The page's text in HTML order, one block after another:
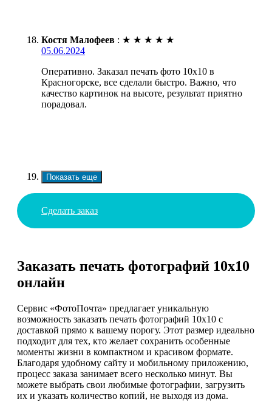
Костя Малофеев : ★ ★ ★ ★ ★
05.06.2024
Оперативно. Заказал печать фото 10х10 в
Красногорске, все сделали быстро. Важно, что
качество картинок на высоте, результат приятно
порадовал.
Показать еще
Сделать заказ
Заказать печать фотографий 10х10
онлайн
Сервис «ФотоПочта» предлагает уникальную
возможность заказать печать фотографий 10х10 с
доставкой прямо к вашему порогу. Этот размер идеально
подходит для тех, кто желает сохранить особенные
моменты жизни в компактном и красивом формате.
Благодаря удобному сайту и мобильному приложению,
процесс заказа занимает всего несколько минут. Вы
можете выбрать свои любимые фотографии, загрузить
их и указать количество копий, не выходя из дома.